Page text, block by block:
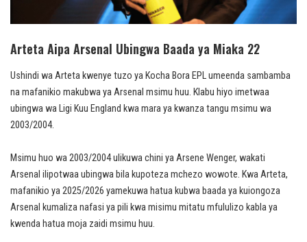
Arteta Aipa Arsenal Ubingwa Baada ya Miaka 22
Ushindi wa Arteta kwenye tuzo ya Kocha Bora EPL umeenda sambamba
na mafanikio makubwa ya Arsenal msimu huu. Klabu hiyo imetwaa
ubingwa wa Ligi Kuu England kwa mara ya kwanza tangu msimu wa
2003/2004.
Msimu huo wa 2003/2004 ulikuwa chini ya Arsene Wenger, wakati
Arsenal ilipotwaa ubingwa bila kupoteza mchezo wowote. Kwa Arteta,
mafanikio ya 2025/2026 yamekuwa hatua kubwa baada ya kuiongoza
Arsenal kumaliza nafasi ya pili kwa misimu mitatu mfululizo kabla ya
kwenda hatua moja zaidi msimu huu.